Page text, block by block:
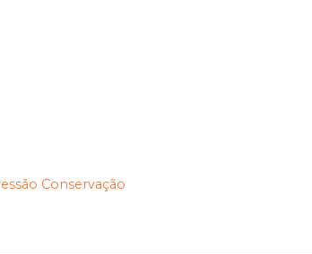
Conservação